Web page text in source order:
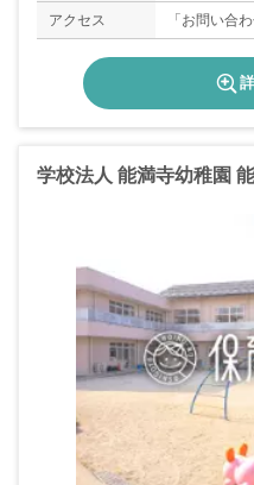
アクセス 「お問い合
学校法人 能満寺幼稚園